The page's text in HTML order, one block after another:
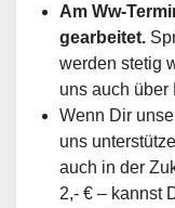
Am Ww-
gearbeitet.
werden stetig
uns auch über
Wenn Dir
uns
auch in der
2,- € – kannst